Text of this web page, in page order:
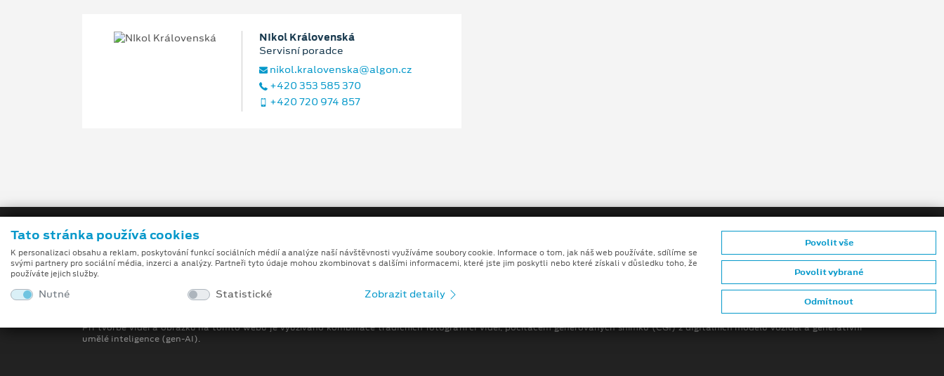
NIkol Královenská
Servisní poradce
nikol.kralovenska@algon.cz
+420 353 585 370
+420 720 974 857
Obchodní podmínky
Prohlášení o zpracování údajů konečných zákazníků
Při tvorbě videí a obrázků na tomto webu je využíváno kombinace tradičních fotografií či videí, počítačem generovaných snímků (CGI) z digitálních modelů vozidel a generativní
umělé inteligence (gen-AI).
Tato stránka používá cookies
K personalizaci obsahu a reklam, poskytování funkcí sociálních médií a analýze naší návštěvnosti využíváme soubory cookie. Informace o tom, jak náš web používáte, sdílíme se
svými partnery pro sociální média, inzerci a analýzy. Partneři tyto údaje mohou zkombinovat s dalšími informacemi, které jste jim poskytli nebo které získali v důsledku toho, že
používáte jejich služby.
Nutné Statistické Zobrazit detaily
Odmítnout
Povolit vybrané
Povolit vše